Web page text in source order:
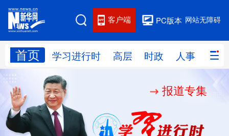
网站无障碍
PC版本
客户端
首页 学习进行时 高层 时政 人事 国际
网站地图
学习进行时 人事
国际 财经 网评
报道专集